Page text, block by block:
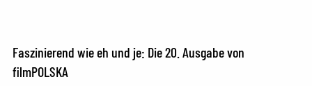
Faszinierend wie eh und je: Die 20. Ausgabe von
filmPOLSKA